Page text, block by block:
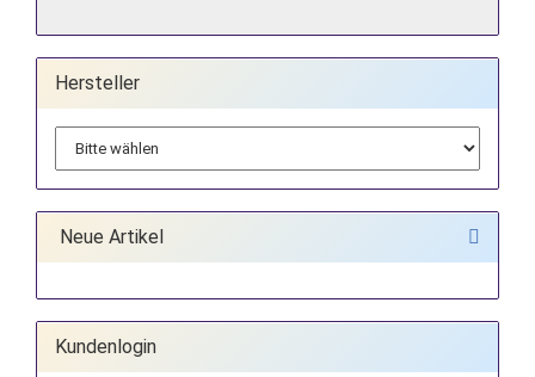
Hersteller
Neue Artikel
Kundenlogin